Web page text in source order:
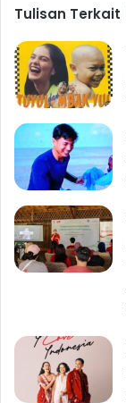
Tulisan Terkait